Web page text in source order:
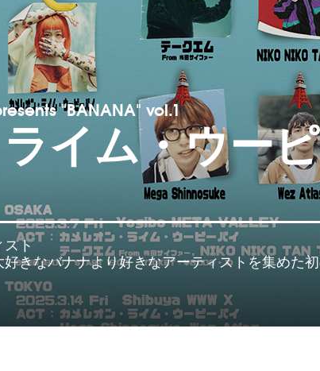
"BANANA" vol.1
イム・ウー
スト
きなバナナより好きなアーティストを集めた